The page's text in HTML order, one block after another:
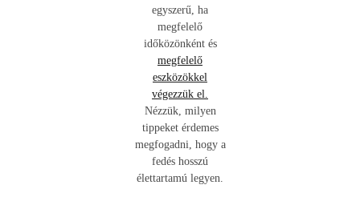
egyszerű, ha
megfelelő
időközönként és
megfelelő
eszközökkel
végezzük el.
Nézzük, milyen
tippeket érdemes
megfogadni, hogy a
fedés hosszú
élettartamú legyen.